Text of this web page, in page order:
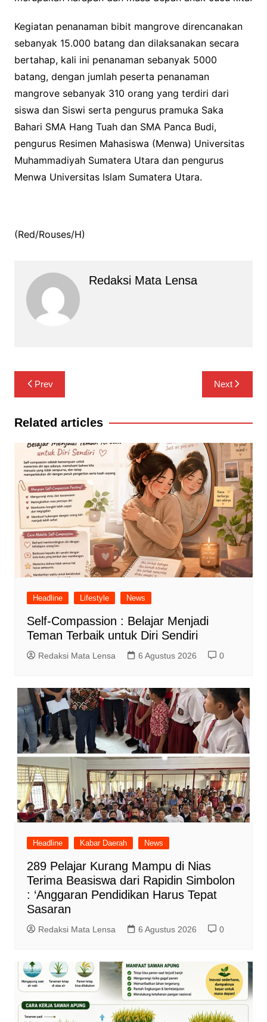
Kegiatan penanaman bibit mangrove direncanakan
sebanyak 15.000 batang dan dilaksanakan secara
bertahap, kali ini penanaman sebanyak 5000
batang, dengan jumlah peserta penanaman
mangrove sebanyak 310 orang yang terdiri dari
siswa dan Siswi serta pengurus pramuka Saka
Bahari SMA Hang Tuah dan SMA Panca Budi,
pengurus Resimen Mahasiswa (Menwa) Universitas
Muhammadiyah Sumatera Utara dan pengurus
Menwa Universitas Islam Sumatera Utara.
(Red/Rouses/H)
Redaksi Mata Lensa
Navigasi
pos
Prev Next
Related articles
Headline Lifestyle News
Self-Compassion : Belajar Menjadi
Teman Terbaik untuk Diri Sendiri
Redaksi Mata Lensa 6 Agustus 2026 0
Headline Kabar Daerah News
289 Pelajar Kurang Mampu di Nias
Terima Beasiswa dari Rapidin Simbolon
: ‘Anggaran Pendidikan Harus Tepat
Sasaran
Redaksi Mata Lensa 6 Agustus 2026 0